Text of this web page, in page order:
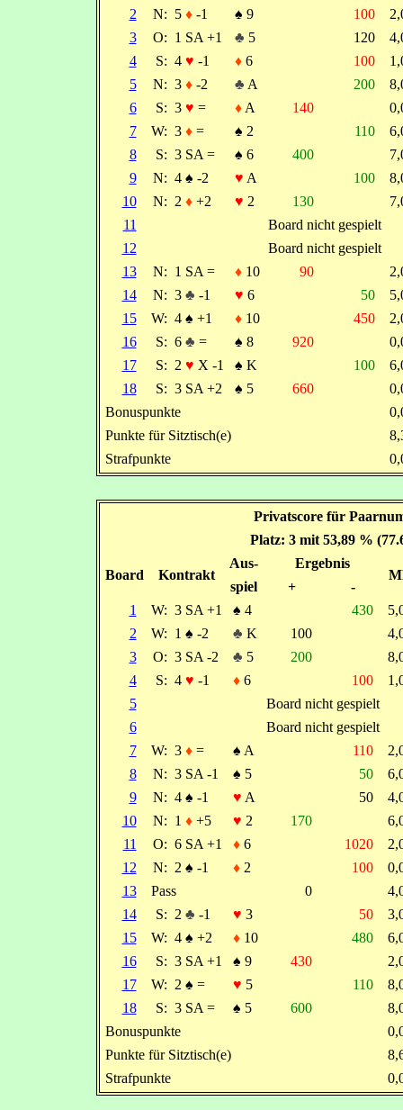
2 N: 5 ♦-1 ♠ 9 100
3
O: 1 SA +1 ♣ 5 120
4
S: 4 ♥ -1 ♦6 100
5
N: 3 ♦-2 ♣ A 200
6
S: 3 ♥ = ♦A 140
7
W: 3 ♦= ♠ 2 110
8
S: 3 SA = ♠ 6 400
9
N: 4 ♠ -2 ♥ A 100
10
N: 2 ♦+2 ♥ 2 130
11
Board nicht gespielt
12
Board nicht gespielt
13
N: 1 SA = ♦10 90
14
N: 3 ♣ -1 ♥ 6 50
15
W: 4 ♠ +1 ♦10 450
16
S: 6 ♣ = ♠ 8 920
17
S: 2 ♥ X -1 ♠ K 100
18
S: 3 SA +2 ♠ 5 660
Bonuspunkte
Punkte für Sitztisch(e)
Strafpunkte
Privatscore für
Platz: 3 mit 53,89 %
Board Kontrakt
Aus- Ergebnis
spiel +
-
1
W: 3 SA +1 ♠ 4 430
2
W: 1 ♠ -2 ♣ K 100
3
O: 3 SA -2 ♣ 5 200
4
S: 4 ♥ -1 ♦6 100
5
Board nicht gespielt
6
Board nicht gespielt
7
W: 3 ♦= ♠ A 110
8
N: 3 SA -1 ♠ 5 50
9
N: 4 ♠ -1 ♥ A 50
10
N: 1 ♦+5 ♥ 2 170
11
O: 6 SA +1 ♦6 1020
12
N: 2 ♠ -1 ♦2 100
13
Pass 0
14
S: 2 ♣ -1 ♥ 3 50
15
W: 4 ♠ +2 ♦10 480
16
S: 3 SA +1 ♠ 9 430
17
W: 2 ♠ = ♥ 5 110
18
S: 3 SA = ♠ 5 600
Bonuspunkte
Punkte für Sitztisch(e)
Strafpunkte